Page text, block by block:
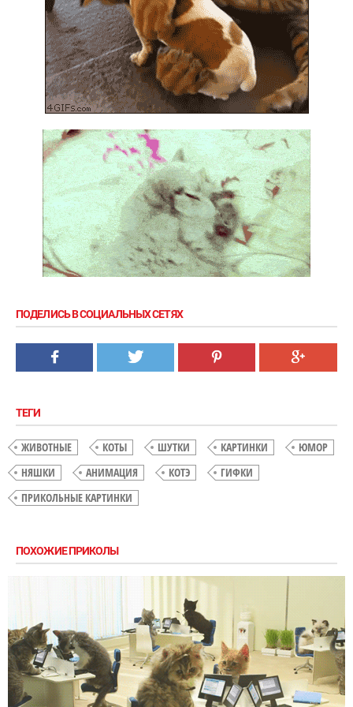
ПОДЕЛИСЬ В СОЦИАЛЬНЫХ СЕТЯХ
ТЕГИ
ЖИВОТНЫЕ КОТЫ ШУТКИ КАРТИНКИ
ЮМОР
НЯШКИ
АНИМАЦИЯ КОТЭ
ГИФКИ
ПРИКОЛЬНЫЕ КАРТИНКИ
ПОХОЖИЕ ПРИКОЛЫ